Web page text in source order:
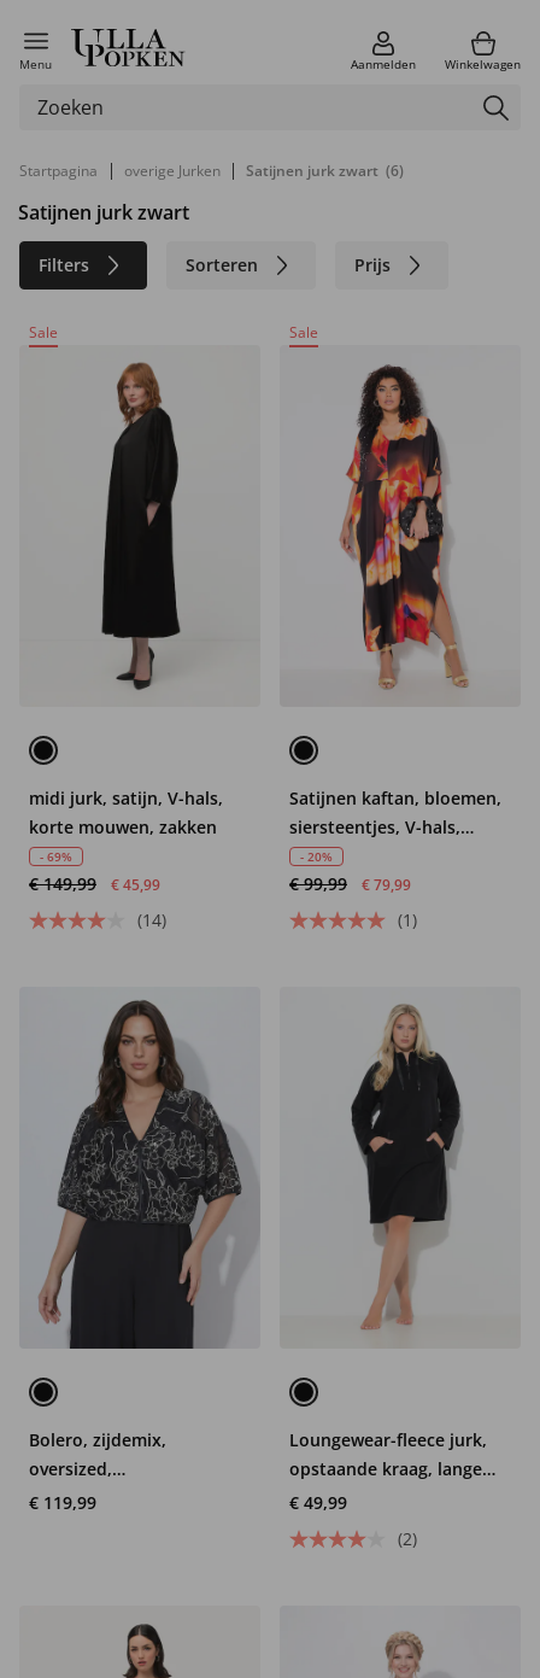
Menu Aanmelden Winkelwagen
Startpagina | overige Jurken | Satijnen jurk zwart (6)
Satijnen jurk zwart
Filters Sorteren Prijs
Materiaal
Sale
midi jurk, satijn, V-hals,
korte mouwen, zakken
- 69%
€ 149,99 € 45,99
(14)
Sale
Satijnen kaftan, bloemen,
siersteentjes, V-hals,
halflange mouwen
- 20%
€ 99,99 € 79,99
(1)
Bolero, zijdemix,
oversized,
vleermuismouwen
€ 119,99
Loungewear-fleece jurk,
opstaande kraag, lange
mouwen
€ 49,99
(2)